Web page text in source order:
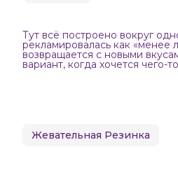
Тут всё построено вокруг
рекламировалась как
возвращается с новыми
вариант, когда хочется чего-
Жевательная Резинка